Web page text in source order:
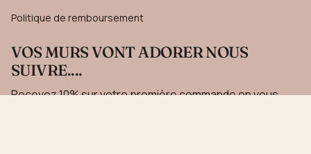
Politique de remboursement
VOS MURS VONT ADORER NOUS
SUIVRE....
Recevez 10% sur votre première commande en vous